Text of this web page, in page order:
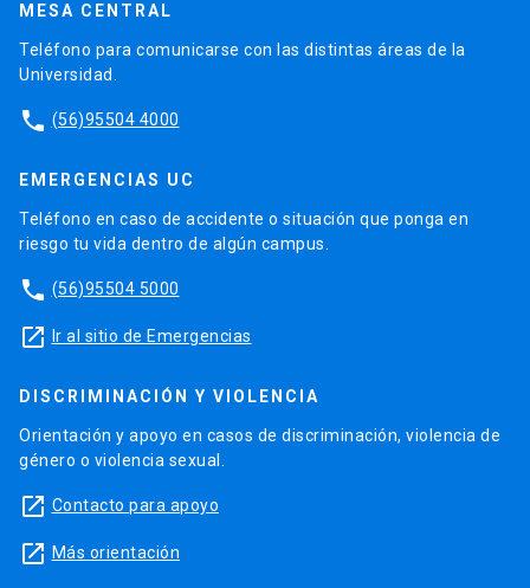
MESA CENTRAL
Teléfono para comunicarse con las distintas áreas de la
Universidad.
phone (56)95504 4000
EMERGENCIAS UC
Teléfono en caso de accidente o situación que ponga en
riesgo tu vida dentro de algún campus.
phone (56)95504 5000
launch Ir al sitio de Emergencias
DISCRIMINACIÓN Y VIOLENCIA
Orientación y apoyo en casos de discriminación, violencia de
género o violencia sexual.
launch Contacto para apoyo
launch Más orientación